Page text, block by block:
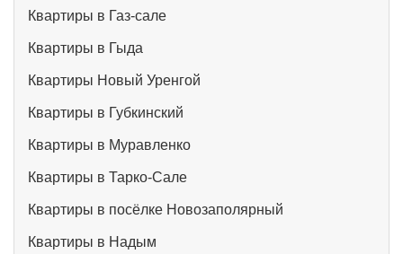
Квартиры в Газ-сале
Квартиры в Гыда
Квартиры Новый Уренгой
Квартиры в Губкинский
Квартиры в Муравленко
Квартиры в Тарко-Сале
Квартиры в посёлке Новозаполярный
Квартиры в Надым